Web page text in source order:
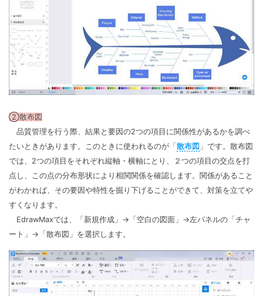
②散布図
品質管理を行う際、結果と要因の2つの項目に関係性があるかを調べ
たいときがあります。このときに使われるのが「 散布図 」です。散布図
では、2つの項目をそれぞれ縦軸・横軸にとり、２つの項目の交点を打
点し、この点の分布形状により相関関係を確認します。関係があること
がわかれば、その要因や特性を掘り下げることができて、対策を立てや
すくなります。
EdrawMaxでは、「新規作成」→「空白の図面」→左パネルの「チャ
ート」→「散布図」を選択します。